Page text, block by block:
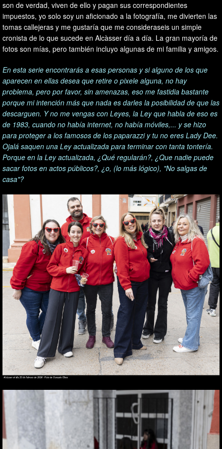
son de verdad, viven de ello y pagan sus correspondientes
impuestos, yo solo soy un aficionado a la fotografía, me divierten las
tomas callejeras y me gustaría que me consideraseis un simple
cronista de lo que sucede en Alcàsser día a día. La gran mayoría de
fotos son mías, pero también incluyo algunas de mi familia y amigos.
En esta serie encontrarás a esas personas y si alguno de los que
aparecen en ellas desea que retire o pixele alguna, no hay
problema, pero por favor, sin amenazas, eso me fastidia bastante
porque mi intención más que nada es darles la posibilidad de que las
descarguen. Y no me vengas con Leyes, la Ley que habla de eso es
de 1983, cuando no había internet, no había móviles,... y se hizo
para proteger a los famosos de los paparazzi y tu no eres Lady Dee.
Ojalá saquen una Ley actualizada para terminar con tanta tontería.
Porque en la Ley actualizada, ¿Qué regularán?, ¿Que nadie puede
sacar fotos en actos públicos?, ¿o, (lo más lógico), "No salgas de
casa"?